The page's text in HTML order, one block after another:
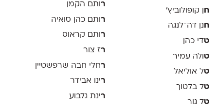
ח
ן קופולוביץ'
חנן דה־לנגה
טדי כהן
טולה עמיר
טל אוליאל
טל בלטוך
טל גור
רותם הקמן
ר ותם כהן סואיה
רותם קראוס
רז צור
רחלי חבה שרפשטיין
רינו אבידר
רינת גלבוע